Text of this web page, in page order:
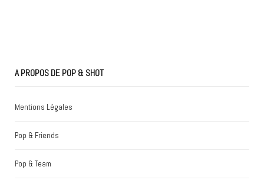
A PROPOS DE POP & SHOT
Mentions Légales
Pop & Friends
Pop & Team